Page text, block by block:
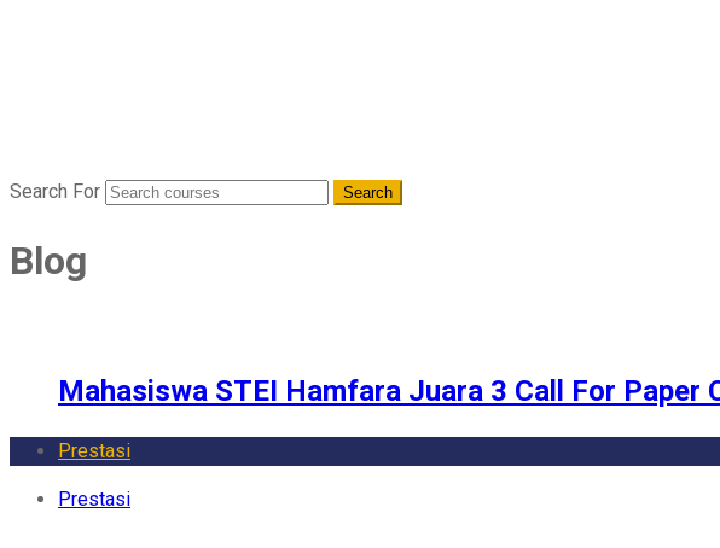
Search For
Blog
Mahasiswa STEI Hamfara Juara 3 Call For Paper
Prestasi
Prestasi